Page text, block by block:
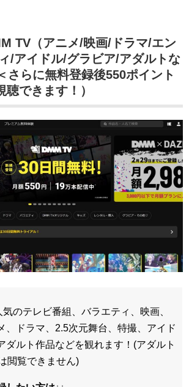
TV（アニメ/映画/ドラマ/エン
/アイドル/グラビア/アダルトな
さらに無料登録後550ポイント
できます！）
気のテレビ番組、バラエティ、映画、
、ドラマ、2.5次元舞台、特撮、アイド
ダルト作品などを観れます！(アダルト
閲覧できません)